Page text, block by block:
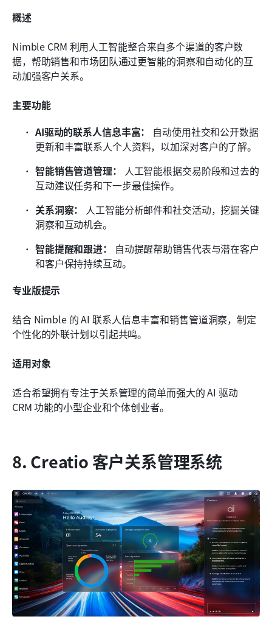
概述
Nimble CRM 利用人工智能整合来自多个渠道的客户数
据，帮助销售和市场团队通过更智能的洞察和自动化的互
动加强客户关系。
主要功能
AI驱动的联系人信息丰富： 自动使用社交和公开数据
更新和丰富联系人个人资料，以加深对客户的了解。
智能销售管道管理： 人工智能根据交易阶段和过去的
互动建议任务和下一步最佳操作。
关系洞察： 人工智能分析邮件和社交活动，挖掘关键
洞察和互动机会。
智能提醒和跟进： 自动提醒帮助销售代表与潜在客户
和客户保持持续互动。
专业版提示
结合 Nimble 的 AI 联系人信息丰富和销售管道洞察，制定
个性化的外联计划以引起共鸣。
适用对象
适合希望拥有专注于关系管理的简单而强大的 AI 驱动
CRM 功能的小型企业和个体创业者。
8. Creatio 客户关系管理系统